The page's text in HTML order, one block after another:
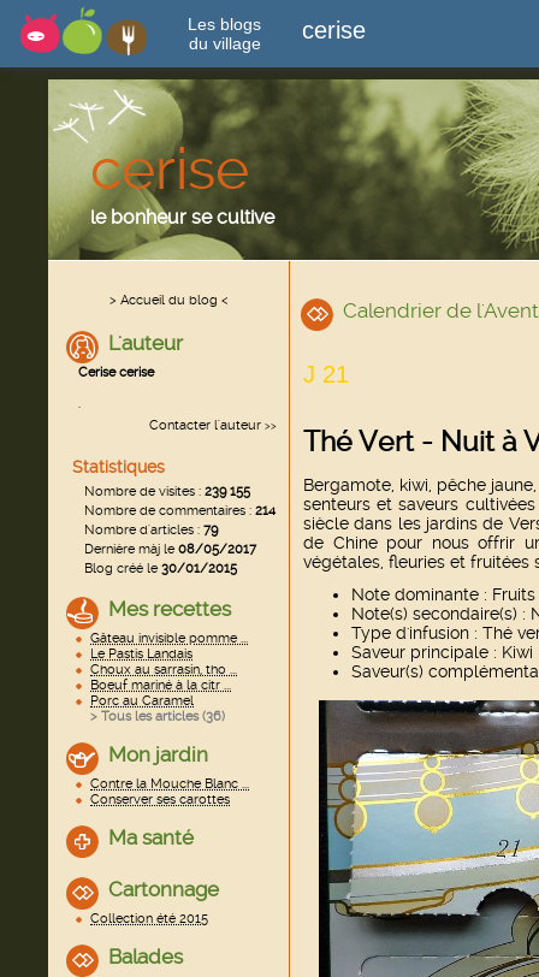
Les blogs
du village
cerise
cerise
le bonheur se cultive
> Accueil du blog <
L'auteur
Cerise cerise
.
Contacter l'auteur >>
Statistiques
Nombre de visites : 239 155
Nombre de commentaires : 214
Nombre d'articles : 79
Dernière màj le08/05/2017
Blog créé le30/01/2015
Mes recettes
Gâteau invisible pomme ...
Le Pastis Landais
Choux au sarrasin, tho ...
Boeuf mariné à la citr ...
Porc au Caramel
> Tous les articles (36)
Mon jardin
Contre la Mouche Blanc ...
Conserver ses carottes
Ma santé
Cartonnage
Collection été 2015
Balades
Calendrier de l'Avent
J 21
Thé Vert - Nuit à
Bergamote, kiwi, pêche
senteurs et saveurs
siècle dans les jardins de
de Chine pour nous offrir
végétales, fleuries et fruitées
Note dominante :
Note(s) secondaire(s) :
Type d'infusion : Thé
Saveur principale : Kiwi
Saveur(s)